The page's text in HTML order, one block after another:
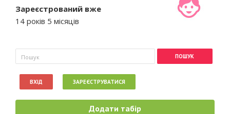
Зареєстрований вже
14 років 5 місяців
Пошукова форма
Пошук
ВХІД ЗАРЕЄСТРУВАТИСЯ
Додати табір